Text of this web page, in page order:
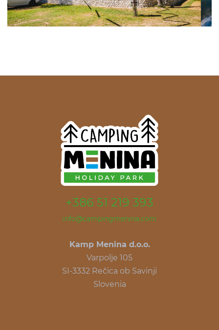
+386 51 219 393
info@campingmenina.com
Kamp Menina d.o.o.
Varpolje 105
SI-3332 Rečica ob Savinji
Slovenia